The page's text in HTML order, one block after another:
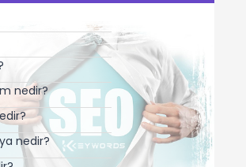
nedir?
nedir?